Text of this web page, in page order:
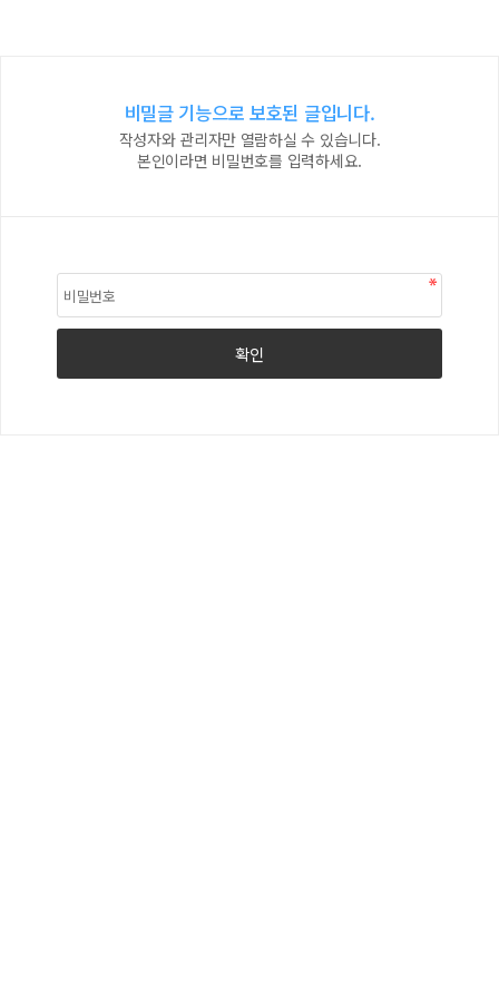
비밀글 기능으로 보호된 글입니다.
작성자와 관리자만 열람하실 수 있습니다.
본인이라면 비밀번호를 입력하세요.